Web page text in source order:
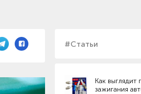
#Статьи
Как выглядит
зажигания